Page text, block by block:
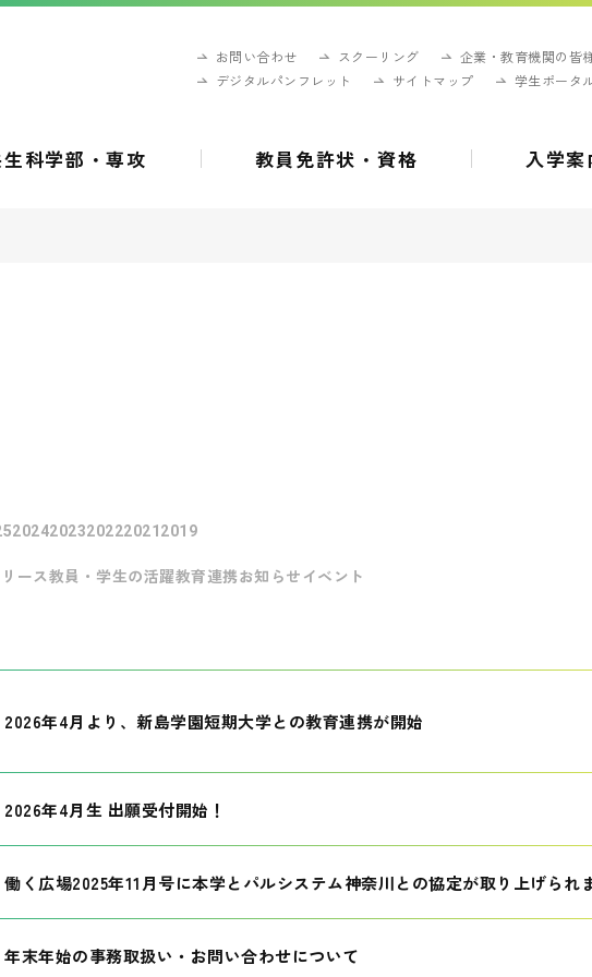
お問い合わせ スクーリング
企業・教育機関の皆
デジタルパンフレット
サイトマップ 学生ポータ
科学部・専攻 教員免許状・資格 入学案
2024202320222021 2019
ース教員・学生の活躍教育連携お知らせ イベント
2026年4月より、新島学園短期大学との教育連携が開始
2026年4月生 出願受付開始！
働く広場2025年11月号に本学とパルシステム神奈川との協定が取り上げられ
年末年始の事務取扱い・お問い合わせについて